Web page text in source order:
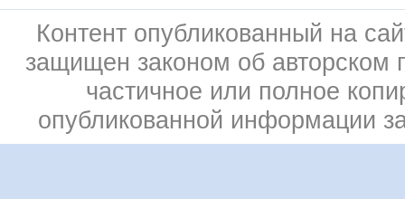
Контент опубликованный на
защищен законом об авторском
частичное или полное
опубликованной информации